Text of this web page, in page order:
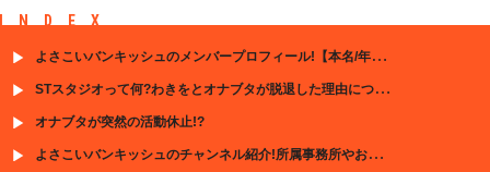
INDEX
よさこいバンキッシュのメンバープロフィール!【本名/年齢/出身大学など】をご紹介！
STスタジオって何?わきをとオナブタが脱退した理由について
オナブタが突然の活動休止!?
よさこいバンキッシュのチャンネル紹介!所属事務所やおすすめ動画も!